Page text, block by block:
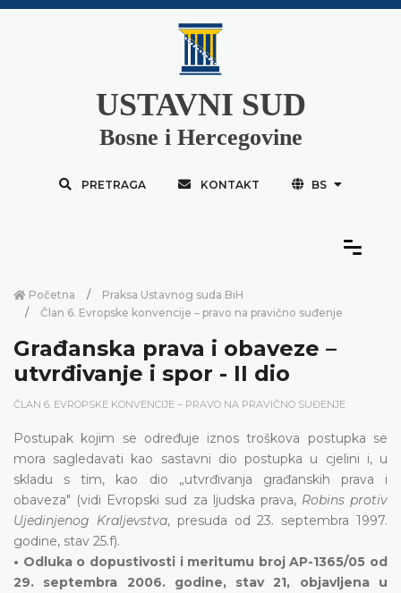
USTAVNI SUD
Bosne i Hercegovine
PRETRAGA KONTAKT BS
Početna
Praksa Ustavnog suda BiH
Član 6. Evropske konvencije – pravo na pravično suđenje
Građanska prava i obaveze –
utvrđivanje i spor - II dio
ČLAN 6. EVROPSKE KONVENCIJE – PRAVO NA PRAVIČNO SUĐENJE
Postupak kojim se određuje iznos troškova postupka se
mora sagledavati kao sastavni dio postupka u cjelini i, u
skladu s tim, kao dio „utvrđivanja građanskih prava i
obaveza" (vidi Evropski sud za ljudska prava, Robins protiv
Ujedinjenog Kraljevstva, presuda od 23. septembra 1997.
godine, stav 25.f).
• Odluka o dopustivosti i meritumu broj AP-1365/05 od
29. septembra 2006. godine, stav 21, objavljena u